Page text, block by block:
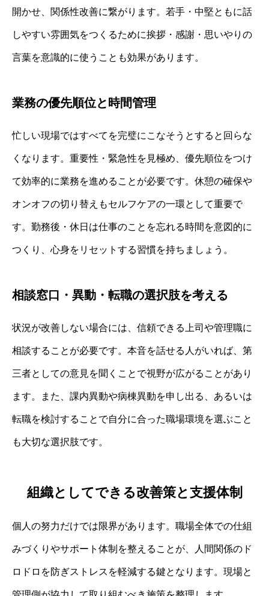
開かせ、関係性改善に繋がります。若手・中堅ともに話
しやすい雰囲気をつくるために挨拶・感謝・思いやりの
言葉を意識的に使うことも効果があります。
業務の優先順位と時間管理
忙しい現場ではすべてを完璧にこなそうとすると回らな
くなります。重要性・緊急性を見極め、優先順位をつけ
て効率的に業務を進めることが必要です。休憩の確保や
オンオフの切り替えもセルフケアの一環として重要で
す。勤務後・休日は仕事のことを忘れる時間を意図的に
つくり、心身をリセットする習慣を持ちましょう。
相談窓口・異動・転職の選択肢を考える
状況が改善しない場合には、信頼できる上司や管理職に
相談することが必要です。本音を話せる人がいれば、第
三者としての意見を聞くことで視野が広がることがあり
ます。また、課内異動や病棟異動を申し出る、あるいは
転職を検討することで自分に合った職場環境を選ぶこと
も大切な選択肢です。
組織としてできる改善策と支援体制
個人の努力だけでは限界があります。職場全体での仕組
みづくりやサポート体制を整えることが、人間関係のド
ロドロを防ぎストレスを軽減する鍵となります。現場と